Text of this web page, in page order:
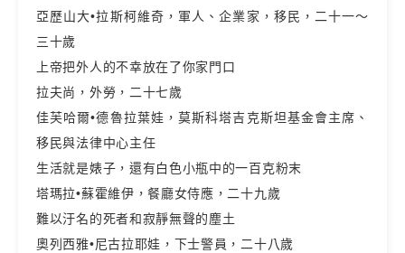
亞歷山大•拉斯柯維奇，軍人、企業家，移民，二十一～
三十歲
上帝把外人的不幸放在了你家門口
拉夫尚，外勞，二十七歲
佳芙哈爾•德魯拉葉娃，莫斯科塔吉克斯坦基金會主席、
移民與法律中心主任
生活就是婊子，還有白色小瓶中的一百克粉末
塔瑪拉•蘇霍維伊，餐廳女侍應，二十九歲
難以汙名的死者和寂靜無聲的塵土
奧列西雅•尼古拉耶娃，下士警員，二十八歲